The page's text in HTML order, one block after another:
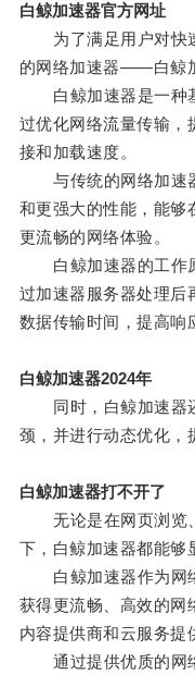
白鲸加速器官方网址
为了满足用户对快
的网络加速器——白鲸
白鲸加速器是一种基
过优化网络流量传输，
接和加载速度。
与传统的网络加速
和更强大的性能，能够
更流畅的网络体验。
白鲸加速器的工作
过加速器服务器处理后
数据传输时间，提高响
白鲸加速器2024年
同时，白鲸加速器
颈，并进行动态优化，
白鲸加速器打不开了
无论是在网页浏览
下，白鲸加速器都能够
白鲸加速器作为网
获得更流畅、高效的网
内容提供商和云服务提
通过提供优质的网